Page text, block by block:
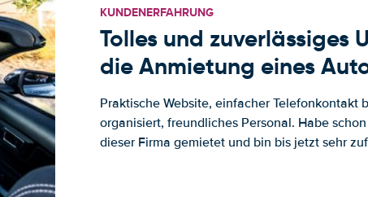
KUNDENERFAHRUNG
Tolles und zuverlässiges
die Anmietung eines
Praktische Website, einfacher Telefonkontakt
organisiert, freundliches Personal. Habe
dieser Firma gemietet und bin bis jetzt sehr